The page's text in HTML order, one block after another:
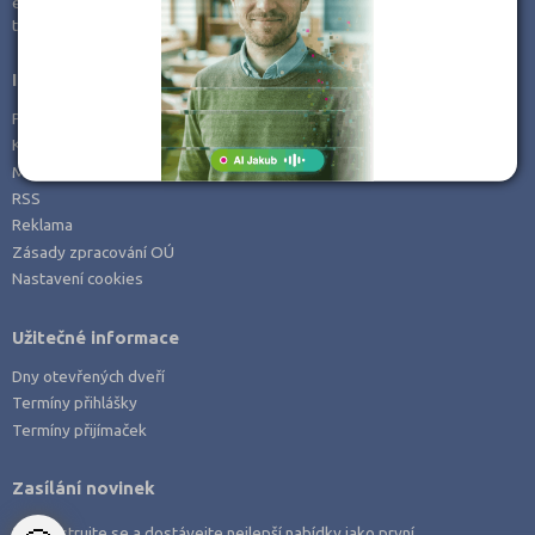
Zemědělské a ekologické
tel:
+420 606 411 115
Informace
Prohlášení o přístupnosti
Kontakt
Mapa serveru
RSS
Reklama
Zásady zpracování OÚ
Nastavení cookies
Užitečné informace
Dny otevřených dveří
Termíny přihlášky
Termíny přijímaček
Zasílání novinek